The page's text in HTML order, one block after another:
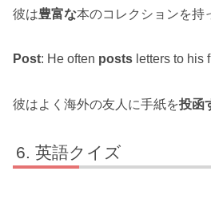
彼は豊富な本のコレクションを持
Post: He often posts letters to his
彼はよく海外の友人に手紙を投函
英語クイズ